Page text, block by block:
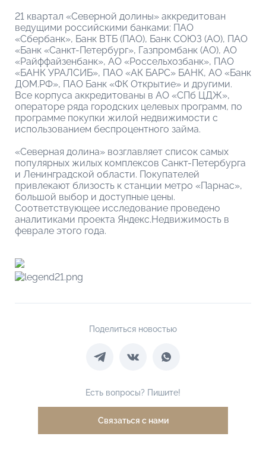
21 квартал «Северной долины» аккредитован
ведущими российскими банками: ПАО
«Сбербанк», Банк ВТБ (ПАО), Банк СОЮЗ (АО), ПАО
«Банк «Санкт-Петербург», Газпромбанк (АО), АО
«Райффайзенбанк», АО «Россельхозбанк», ПАО
«БАНК УРАЛСИБ», ПАО «АК БАРС» БАНК, АО «Банк
ДОМ.РФ», ПАО Банк «ФК Открытие» и другими.
Все корпуса аккредитованы в АО «СПб ЦДЖ»,
операторе ряда городских целевых программ, по
программе покупки жилой недвижимости с
использованием беспроцентного займа.
«Северная долина» возглавляет список самых
популярных жилых комплексов Санкт-Петербурга
и Ленинградской области. Покупателей
привлекают близость к станции метро «Парнас»,
большой выбор и доступные цены.
Соответствующее исследование проведено
аналитиками проекта Яндекс.Недвижимость в
феврале этого года.
Поделиться новостью
Есть вопросы? Пишите!
Связаться с нами